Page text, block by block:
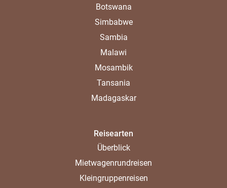
Botswana
Simbabwe
Sambia
Malawi
Mosambik
Tansania
Madagaskar
Reisearten
Überblick
Mietwagenrundreisen
Kleingruppenreisen